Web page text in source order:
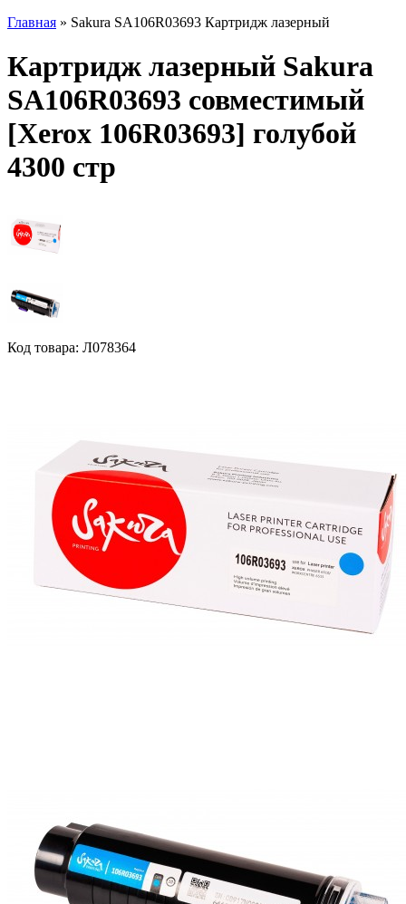
Главная » Sakura SA106R03693 Картридж лазерный
Картридж лазерный Sakura
SA106R03693 совместимый
[Xerox 106R03693] голубой
4300 стр
Код товара: Л078364